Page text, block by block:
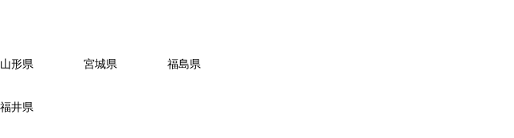
山形県 宮城県 福島県
福井県